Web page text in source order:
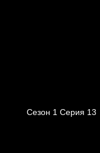
Сезон 1 Серия 13